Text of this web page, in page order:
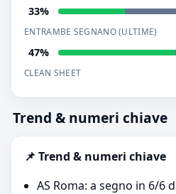
33%
ENTRAMBE SEGNANO (ULTIME)
47%
CLEAN SHEET
Trend & numeri chiave
📌 Trend & numeri chiave
AS Roma: a segno in 6/6